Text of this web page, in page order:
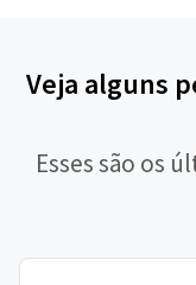
Veja alguns
Esses são os